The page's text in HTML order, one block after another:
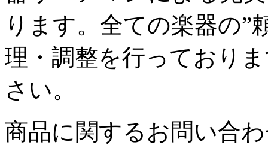
ります。全ての楽器の”
理・調整を行っており
さい。
商品に関するお問い合